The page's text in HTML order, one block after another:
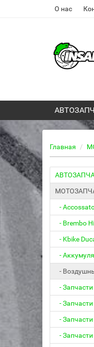
О нас
Главная
-
- Brembo
- Kbike
-
-
-
-
-
-